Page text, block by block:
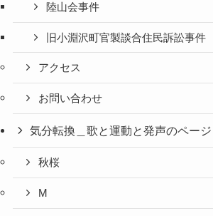
陸山会事件
旧小淵沢町官製談合住民訴訟事件
アクセス
お問い合わせ
気分転換＿歌と運動と発声のページ
秋桜
M